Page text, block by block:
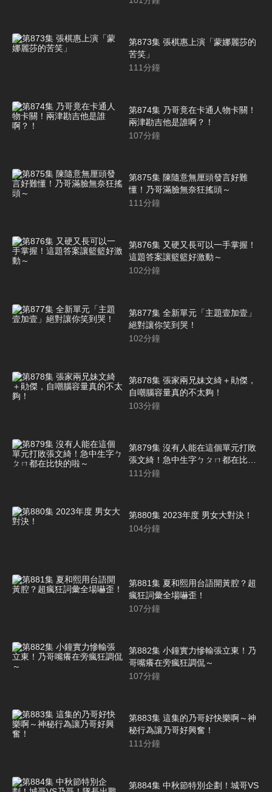
第873集 張棋惠上演「蒙娜麗莎的
苦笑」
111分鐘
第874集 乃哥竟在卡通人物卡關！
兩津勘吉他是誰啊？！
107分鐘
第875集 陳隨意無厘頭發言好難
懂！乃哥滿臉無奈狂搖頭～
111分鐘
第876集 又硬又長可以一手掌握！
這題答案讓籃籃好激動～
102分鐘
第877集 全新單元「主題壹加壹」
絕對讓你笑到哭！
102分鐘
第878集 張家兩兄妹文綺＋勛傑，
自嘲腦容量真的不太夠！
103分鐘
第879集 沒有人能在這個單元打敗
張文綺！急中生字ㄅㄆㄇ都在比快
的啦～
111分鐘
第880集 2023年度 男女大對決！
104分鐘
第881集 夏和熙用台語開黃腔？超
瘋狂詞彙全場嚇歪！
107分鐘
第882集 小鐘實力慘輸張立東！乃
哥嘴癢在旁瘋狂調侃～
107分鐘
第883集 這集的乃哥好快樂啊～神
秘行為讓乃哥好興奮！
111分鐘
第884集 中秋節特別企劃！城哥VS